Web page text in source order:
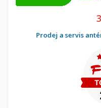
Prodej a servis